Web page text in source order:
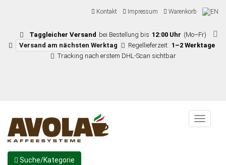
Kontakt Impressum Warenkorb
Taggleicher Versand bei Bestellung bis 12:00 Uhr (Mo–Fr)
Versand am nächsten Werktag
Regellieferzeit: 1–2 Werktage
Tracking nach erstem DHL-Scan sichtbar
Menu
Suche/Kategorie